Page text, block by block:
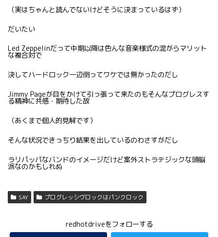
（実はちゃんと読んでないけどそうに決まっているはず）
だいたい
Led Zeppelinだって中期以降は色んな音楽様式の混がらマリット
な複合対で
決してハードロック一辺倒ってワケでは無かったのだし
Jimmy Pageが目をかけて引っ張って来たのもそんなプログレスす
る精神に共感・期待した故
（あくまで個人的見解です）
そんな状況できっちり結果を出しているのわさすがだし
ラリパッパなバンドのイメージだけど案外ストラテジックな頭脳
派なのかもしれぬ
SAY プログレッシヴロックはパンクロック
redhotdriveをフォローする